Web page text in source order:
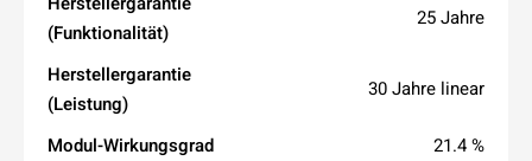
(Funktionalität)
25 Jahre
Herstellergarantie
(Leistung)
30 Jahre linear
Modul-Wirkungsgrad 21.4 %